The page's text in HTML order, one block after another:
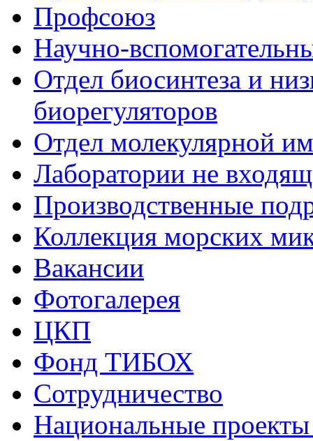
Профсоюз
Научно-
Отдел биосинтеза и
биорегуляторов
Отдел молекулярной
Лаборатории не
Производственные
Коллекция морских
Вакансии
Фотогалерея
ЦКП
Фонд ТИБОХ
Сотрудничество
Национальные